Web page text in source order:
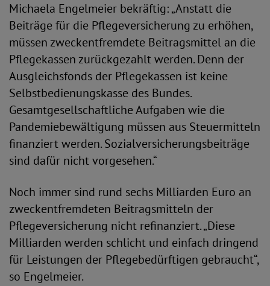
Michaela Engelmeier bekräftig: „Anstatt die
Beiträge für die Pflegeversicherung zu erhöhen,
müssen zweckentfremdete Beitragsmittel an die
Pflegekassen zurückgezahlt werden. Denn der
Ausgleichsfonds der Pflegekassen ist keine
Selbstbedienungskasse des Bundes.
Gesamtgesellschaftliche Aufgaben wie die
Pandemiebewältigung müssen aus Steuermitteln
finanziert werden. Sozialversicherungsbeiträge
sind dafür nicht vorgesehen.“
Noch immer sind rund sechs Milliarden Euro an
zweckentfremdeten Beitragsmitteln der
Pflegeversicherung nicht refinanziert. „Diese
Milliarden werden schlicht und einfach dringend
für Leistungen der Pflegebedürftigen gebraucht“,
so Engelmeier.